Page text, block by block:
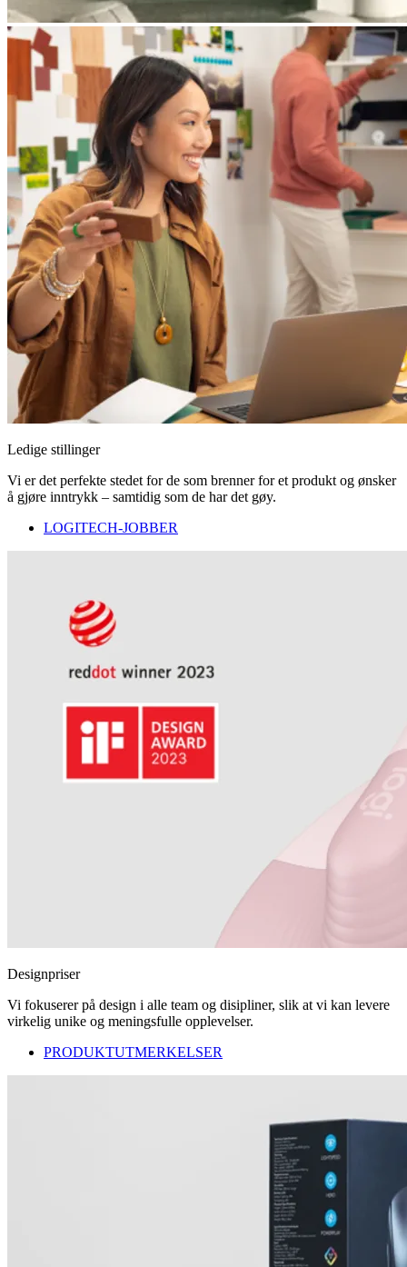
Ledige stillinger
Vi er det perfekte stedet for de som brenner for et produkt og ønsker
å gjøre inntrykk – samtidig som de har det gøy.
LOGITECH-JOBBER
Designpriser
Vi fokuserer på design i alle team og disipliner, slik at vi kan levere
virkelig unike og meningsfulle opplevelser.
PRODUKTUTMERKELSER